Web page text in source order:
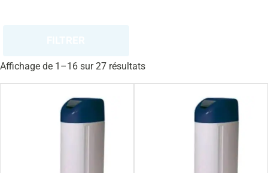
Affichage de 1–16 sur 27 résultats